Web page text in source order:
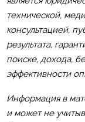
технической,
консультацией,
результата,
поиске, дохода,
эффективности
Информация в
и может не